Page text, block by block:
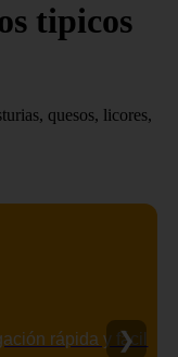
tipicos
quesos, licores,
rápida y fácil
❯